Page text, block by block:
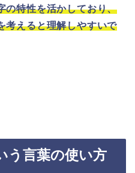
の特性を活かしており、
考えると理解しやすいで
う言葉の使い方